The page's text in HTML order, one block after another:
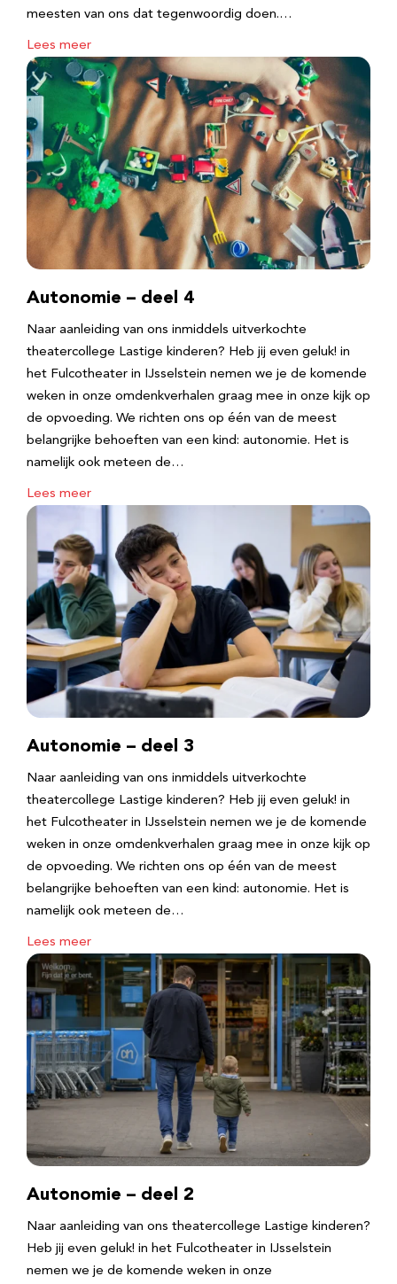
meesten van ons dat tegenwoordig doen.…
Lees meer
Autonomie – deel 4
Naar aanleiding van ons inmiddels uitverkochte
theatercollege Lastige kinderen? Heb jij even geluk! in
het Fulcotheater in IJsselstein nemen we je de komende
weken in onze omdenkverhalen graag mee in onze kijk op
de opvoeding. We richten ons op één van de meest
belangrijke behoeften van een kind: autonomie. Het is
namelijk ook meteen de…
Lees meer
Autonomie – deel 3
Naar aanleiding van ons inmiddels uitverkochte
theatercollege Lastige kinderen? Heb jij even geluk! in
het Fulcotheater in IJsselstein nemen we je de komende
weken in onze omdenkverhalen graag mee in onze kijk op
de opvoeding. We richten ons op één van de meest
belangrijke behoeften van een kind: autonomie. Het is
namelijk ook meteen de…
Lees meer
Autonomie – deel 2
Naar aanleiding van ons theatercollege Lastige kinderen?
Heb jij even geluk! in het Fulcotheater in IJsselstein
nemen we je de komende weken in onze